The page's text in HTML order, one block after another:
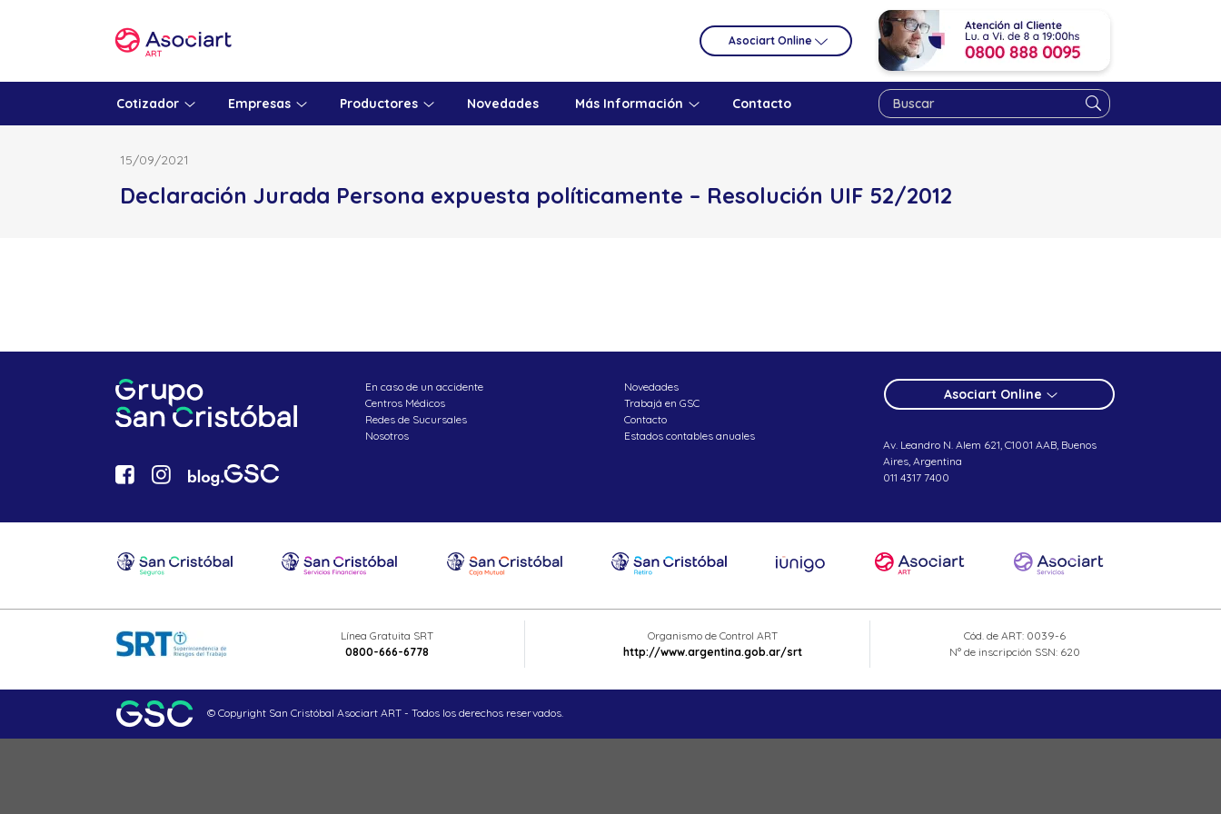
Asociart Online
Cotizador Empresas Productores Novedades Más Información Contacto
15/09/2021
Declaración Jurada Persona expuesta políticamente – Resolución UIF 52/2012
En caso de un accidente
Centros Médicos
Redes de Sucursales
Nosotros
Novedades
Trabajá en GSC
Contacto
Estados contables anuales
Asociart Online
Av. Leandro N. Alem 621, C1001 AAB, Buenos
Aires, Argentina
011 4317 7400
Cód. de ART: 0039-6
N° de inscripción SSN: 620
Organismo de Control ART
http://www.argentina.gob.ar/srt
Línea Gratuita SRT
0800-666-6778
© Copyright San Cristóbal Asociart ART - Todos los derechos reservados.